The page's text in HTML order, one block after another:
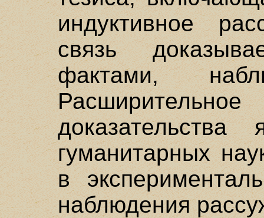
индуктивное
связь
фактами,
гуманитарных
в
наблюдения